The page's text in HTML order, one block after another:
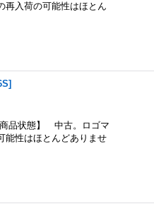
入荷の可能性はほとん
]
品状態】 中古。ロゴマ
能性はほとんどありませ